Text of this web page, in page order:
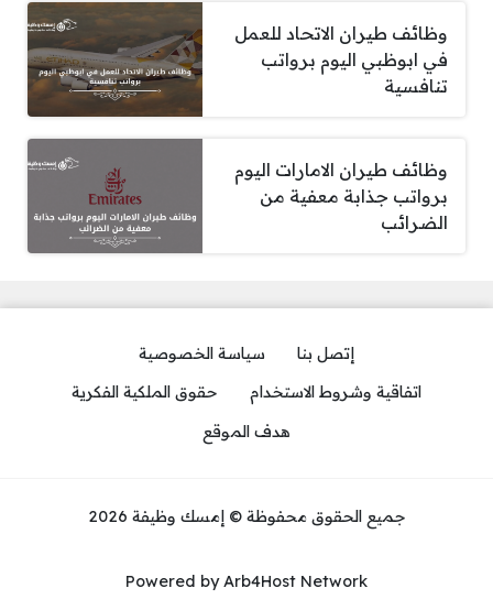
وظائف طيران الاتحاد للعمل
في ابوظبي اليوم برواتب
تنافسية
وظائف طيران الامارات اليوم
برواتب جذابة معفية من
الضرائب
إتصل بنا
سياسة الخصوصية
اتفاقية وشروط الاستخدام
حقوق الملكية الفكرية
هدف الموقع
جميع الحقوق محفوظة © إمسك وظيفة 2026
Powered by Arb4Host Network